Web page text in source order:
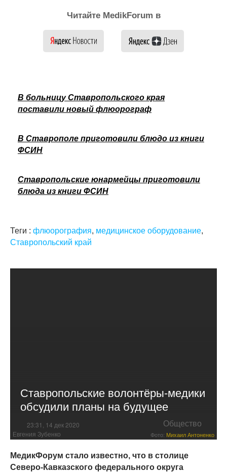
Читайте MedikForum в
В больницу Ставропольского края
поставили новый флюорограф
В Ставрополе приготовили блюдо из книги
ФСИН
Ставропольские юнармейцы приготовили
блюда из книги ФСИН
Теги : флюорография, медицинское оборудование,
Ставропольский край
Ставропольские волонтёры-медики
обсудили планы на будущее
23:31, 14 дек 2020 Общество
Евгения Зубенко Фото: Михаил Антоненко
МедикФорум стало известно, что в столице
Северо-Кавказского федерального округа